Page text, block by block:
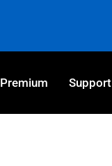
Premium Support